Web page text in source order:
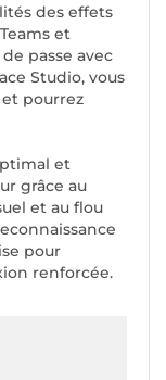
des effets
et
passe avec
Studio, vous
pourrez
et
grâce au
et au flou
pour
renforcée.